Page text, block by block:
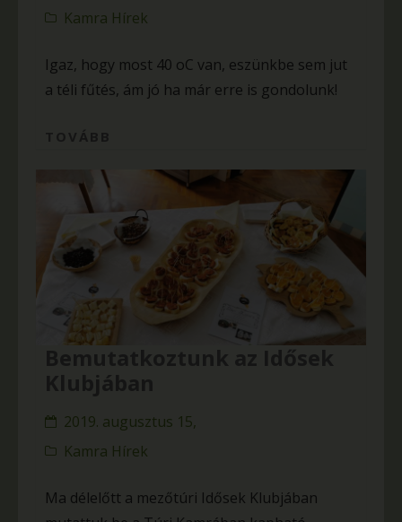
Kamra Hírek
Igaz, hogy most 40 oC van, eszünkbe sem jut
a téli fűtés, ám jó ha már erre is gondolunk!
2019. augusztus 15,
Kamra Hírek
Ma délelőtt a mezőtúri Idősek Klubjában